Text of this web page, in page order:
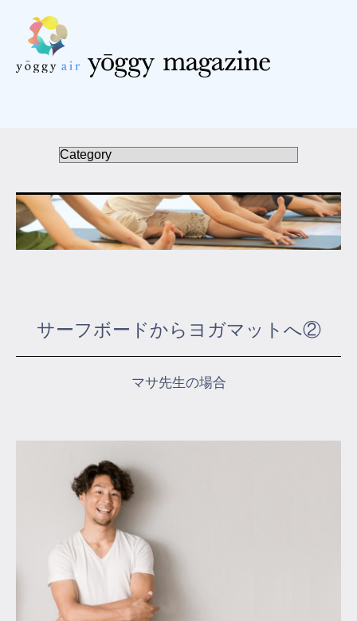
インストラクター一覧
FAQ / お問い合わせ
yoggy mommy
会員規約について
クラス参加にあたっての同意書
特定商取引にかかわる表示
プライバシーポリシー
サーフボードからヨガマットへ②
マサ先生の場合